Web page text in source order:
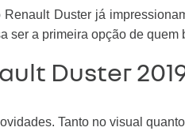
Duster já
ser a primeira opção de
Duster
Tanto no visual